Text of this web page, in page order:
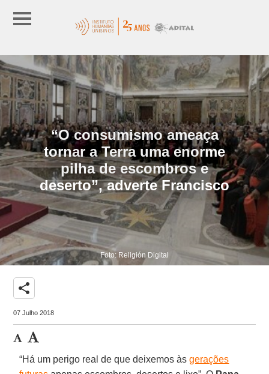
“O consumismo ameaça
tornar a Terra uma enorme
pilha de escombros e
deserto”, adverte Francisco
Foto: Religión Digital
share
07 Julho 2018
“Há um perigo real de que deixemos àsgerações